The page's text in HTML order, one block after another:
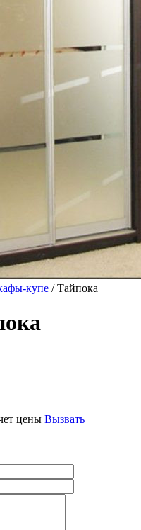
купе / Тайпока
цены Вызвать